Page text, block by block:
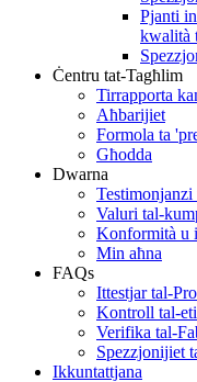
Pjanti
kwalità
Ċentru tat-Tagħlim
Tirrapporta
Aħbarijiet
Formola ta
Għodda
Dwarna
Valuri tal-
Konformità u
Min aħna
FAQs
Ittestjar tal-
Kontroll tal-
Verifika tal-
Spezzjonijiet
Ikkuntattjana